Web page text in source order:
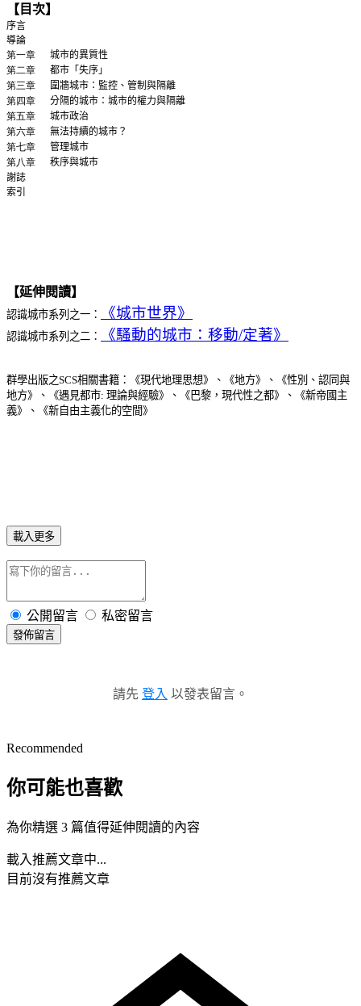
【目次】
序言
導論
第一章
城市的異質性
第二章
都市「失序」
第三章
圍牆城市：監控、管制與隔離
第四章
分隔的城市：城市的權力與隔離
第五章
城市政治
第六章
無法持續的城市？
第七章
管理城市
第八章
秩序與城市
謝誌
索引
【延伸閱讀】
認識城市系列之一： 《城市世界》
認識城市系列之二： 《騷動的城市：移動/定著》
群學出版之SCS相關書籍：《現代地理思想》、《地方》、《性別、認同與
地方》、《遇見都市: 理論與經驗》、《巴黎，現代性之都》、《新帝國主
義》、《新自由主義化的空間》
載入更多
公開留言 私密留言
發佈留言
請先 登入 以發表留言。
Recommended
你可能也喜歡
為你精選 3 篇值得延伸閱讀的內容
載入推薦文章中...
目前沒有推薦文章